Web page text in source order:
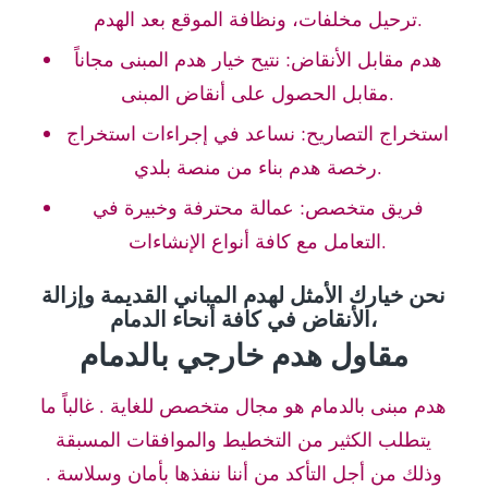
ترحيل مخلفات، ونظافة الموقع بعد الهدم.
هدم مقابل الأنقاض: نتيح خيار هدم المبنى مجاناً
مقابل الحصول على أنقاض المبنى.
استخراج التصاريح: نساعد في إجراءات استخراج
رخصة هدم بناء من منصة بلدي.
فريق متخصص: عمالة محترفة وخبيرة في
التعامل مع كافة أنواع الإنشاءات.
نحن خيارك الأمثل لهدم المباني القديمة وإزالة
الأنقاض في كافة أنحاء الدمام،
مقاول هدم خارجي بالدمام
هدم مبنى بالدمام هو مجال متخصص للغاية . غالباً ما
يتطلب الكثير من التخطيط والموافقات المسبقة
وذلك من أجل التأكد من أننا ننفذها بأمان وسلاسة .